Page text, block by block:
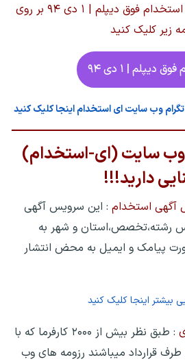
برای مشاهده آگهی های استخدام فوق دیپلم | ۱ دی ۹۴ بر روی
زیر کلیک کنید
دیپلم | ۱ دی ۹۴
وب سایت ای استخدام اینجا کلیک کنید
وب سایت (ای-استخدام)
دارید!!!
آگهی استخدام : این سرویس آگهی
رشته،تخصص،استان و شهر به
پیامک و ایمیل به محض انتشار
بیشتر اینجا کلیک کنید
: طبق نظر بیش از ۲۰۰۰ کارفرما که با
قرارداد میباشند رزومه های وب